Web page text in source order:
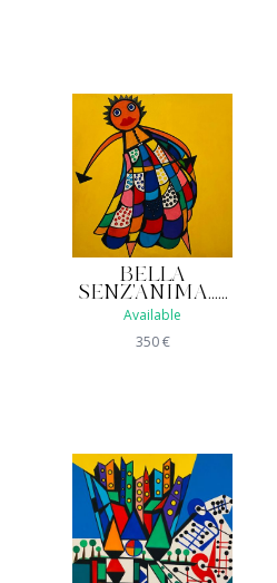
BELLA
SENZ'ANIMA......
Available
350€